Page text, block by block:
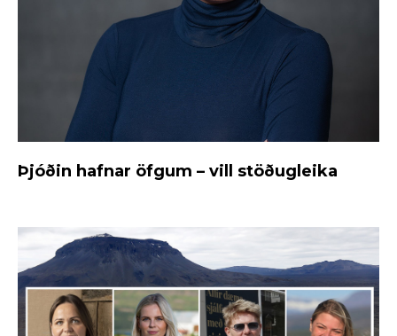
Þjóðin hafnar öfgum – vill stöðugleika